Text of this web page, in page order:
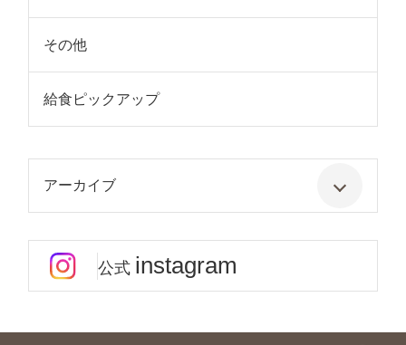
その他
給食ピックアップ
アーカイブ
公式 instagram